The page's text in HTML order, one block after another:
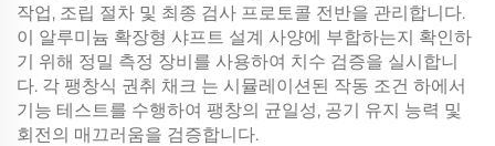
작업, 조립 절차 및 최종 검사 프로토콜 전반을 관리합니다.
이 알루미늄 확장형 샤프트 설계 사양에 부합하는지 확인하
기 위해 정밀 측정 장비를 사용하여 치수 검증을 실시합니
다. 각 팽창식 권취 채크 는 시뮬레이션된 작동 조건 하에서
기능 테스트를 수행하여 팽창의 균일성, 공기 유지 능력 및
회전의 매끄러움을 검증합니다.